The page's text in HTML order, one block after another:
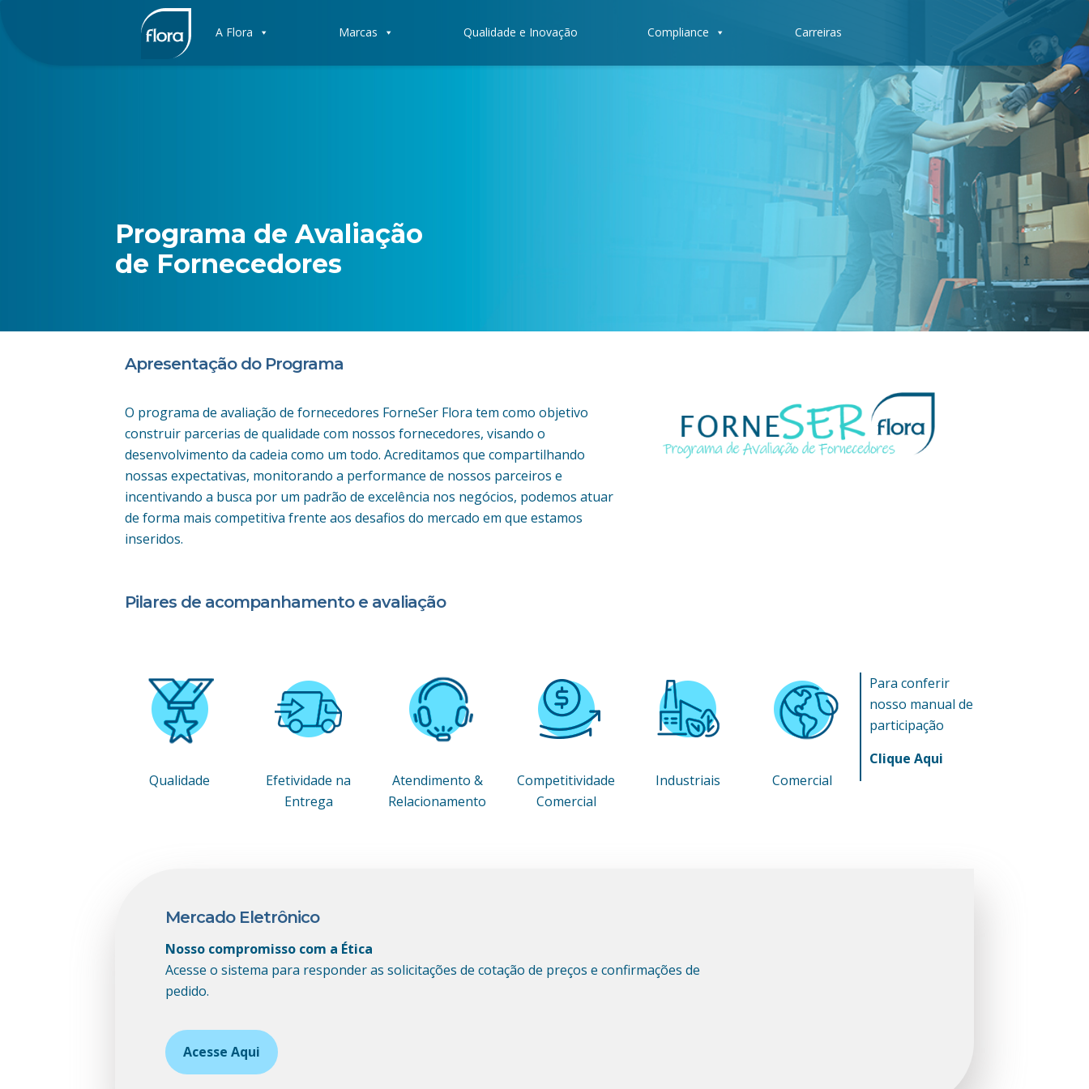
A Flora Marcas Qualidade e Inovação Compliance Carreiras
Programa de Avaliação
de Fornecedores
Apresentação do Programa
O programa de avaliação de fornecedores ForneSer Flora tem como objetivo
construir parcerias de qualidade com nossos fornecedores, visando o
desenvolvimento da cadeia como um todo. Acreditamos que compartilhando
nossas expectativas, monitorando a performance de nossos parceiros e
incentivando a busca por um padrão de excelência nos negócios, podemos atuar
de forma mais competitiva frente aos desafios do mercado em que estamos
inseridos.
Pilares de acompanhamento e avaliação
Qualidade
Efetividade na
Entrega
Atendimento &
Relacionamento
Competitividade
Comercial
Industriais Comercial
Para conferir
nosso manual de
participação
Clique Aqui
Mercado Eletrônico
Nosso compromisso com a Ética
Acesse o sistema para responder as solicitações de cotação de preços e confirmações de
pedido.
Acesse Aqui